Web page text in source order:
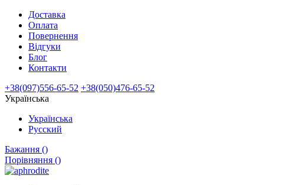
Доставка
Оплата
Повернення
Відгуки
Блог
Контакти
+38(097)556-65-52 +38(050)476-65-52
Українська
Українська
Русский
Бажання ()
Порівняння ()